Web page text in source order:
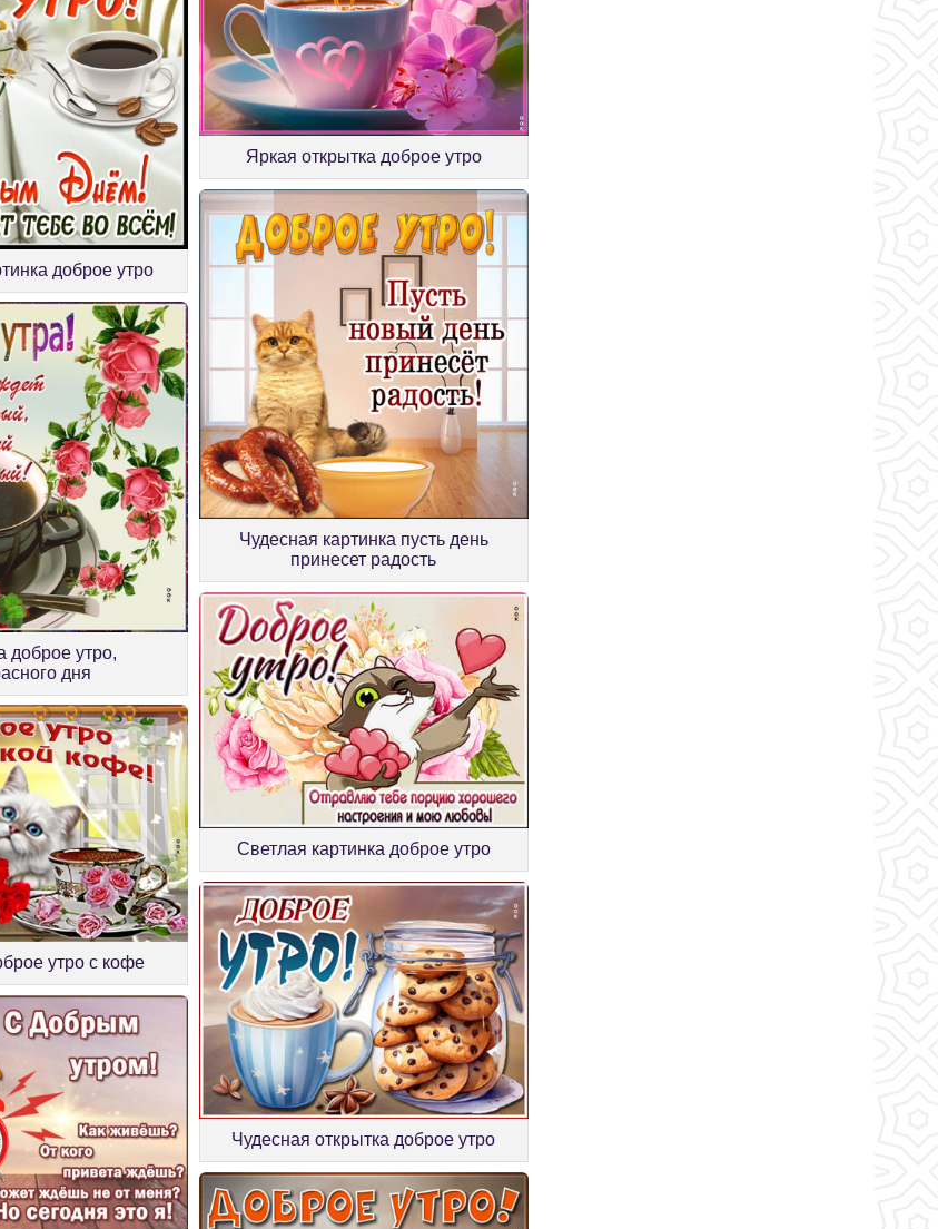
доброе утро
Яркая открытка доброе утро
доброе утро,
дня
Чудесная картинка пусть день
принесет радость
утро с кофе
Светлая картинка доброе утро
Чудесная открытка доброе утро